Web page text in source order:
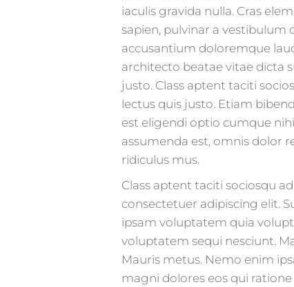
iaculis gravida nulla. Cras
sapien, pulvinar a vestibulum
accusantium doloremque
architecto beatae vitae dicta
justo. Class aptent taciti
lectus quis justo. Etiam
est eligendi optio cumque
assumenda est, omnis dolor
ridiculus mus.
Class aptent taciti sociosqu
consectetuer adipiscing elit.
ipsam voluptatem quia
voluptatem sequi nesciunt.
Mauris metus. Nemo enim
magni dolores eos qui